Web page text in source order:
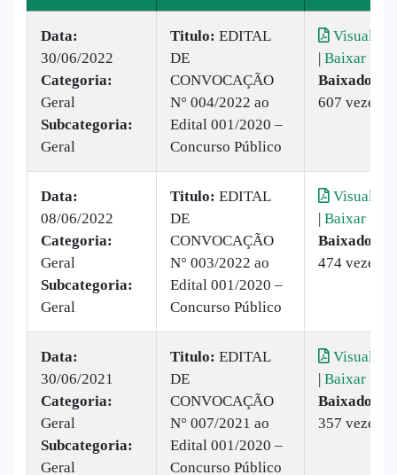
Data:
30/06/2022
Categoria:
Geral
Subcategoria:
Geral
Titulo: ​EDITAL
DE
CONVOCAÇÃO
N° 004/2022 ao
Edital 001/2020 –
Concurso Público
Visualizar
| Baixar
Baixado:
607 vezes
Data:
08/06/2022
Categoria:
Geral
Subcategoria:
Geral
Titulo: EDITAL
DE
CONVOCAÇÃO
N° 003/2022 ao
Edital 001/2020 –
Concurso Público
Visualizar
| Baixar
Baixado:
474 vezes
Data:
30/06/2021
Categoria:
Geral
Subcategoria:
Geral
Titulo: EDITAL
DE
CONVOCAÇÃO
N° 007/2021 ao
Edital 001/2020 –
Concurso Público
Visualizar
| Baixar
Baixado:
357 vezes